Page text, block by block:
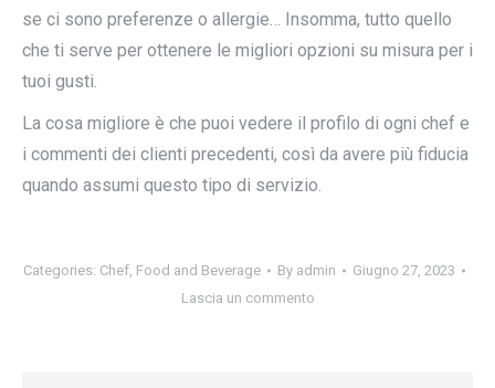
se ci sono preferenze o allergie… Insomma, tutto quello
che ti serve per ottenere le migliori opzioni su misura per i
tuoi gusti.
La cosa migliore è che puoi vedere il profilo di ogni chef e
i commenti dei clienti precedenti, così da avere più fiducia
quando assumi questo tipo di servizio.
Categories: Chef, Food and Beverage By admin
Giugno 27, 2023
Lascia un commento